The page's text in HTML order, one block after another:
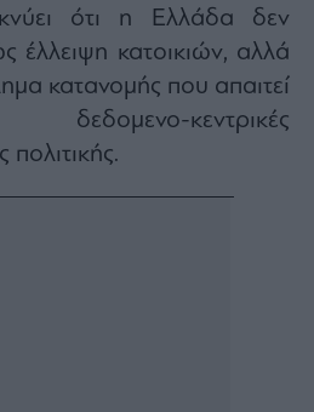
ότι η Ελλάδα δεν
έλλειψη κατοικιών, αλλά
κατανομής που απαιτεί
δεδομενο-κεντρικές